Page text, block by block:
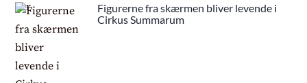
Figurerne fra skærmen bliver levende i
Cirkus Summarum